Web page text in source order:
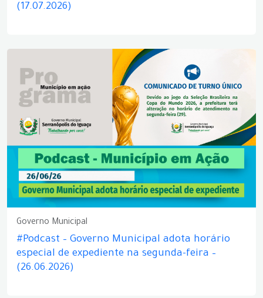
(17.07.2026)
Governo Municipal
#Podcast – Governo Municipal adota horário
especial de expediente na segunda-feira –
(26.06.2026)